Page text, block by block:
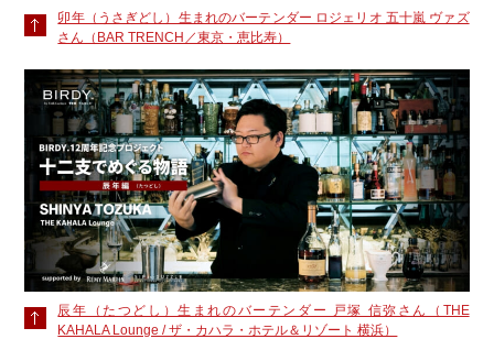
卯年（うさぎどし）生まれのバーテンダー ロジェリオ 五十嵐 ヴァズ
さん（BAR TRENCH／東京・恵比寿）
辰年（たつどし）生まれのバーテンダー 戸塚 信弥さん（THE
KAHALA Lounge / ザ・カハラ・ホテル＆リゾート 横浜）